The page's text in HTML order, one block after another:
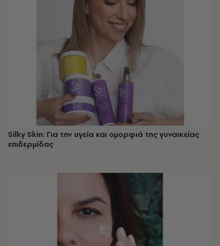
Silky Skin: Για την υγεία και ομορφιά της γυναικείας
επιδερμίδας